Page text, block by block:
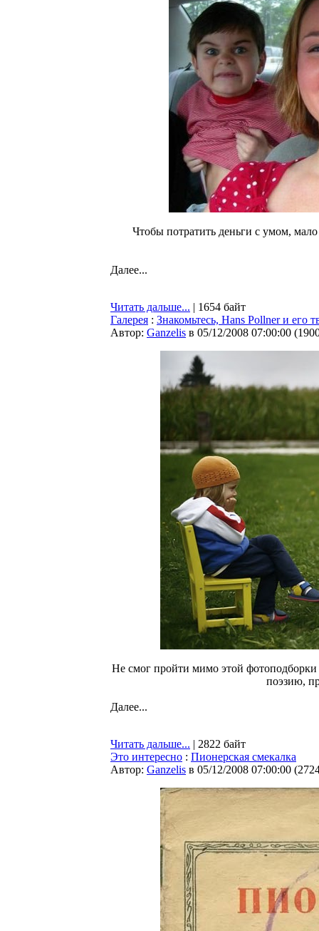
Чтобы потратить деньги с умом,
Далее...
Читать дальше... | 1654 байт
Галерея : Знакомьтесь, Hans Pollner и его
Автор: Ganzelis в 05/12/2008 07:00:00 (
Не смог пройти мимо этой фотоподборки
поэзию,
Далее...
Читать дальше... | 2822 байт
Это интересно : Пионерская смекалка
Автор: Ganzelis в 05/12/2008 07:00:00 (